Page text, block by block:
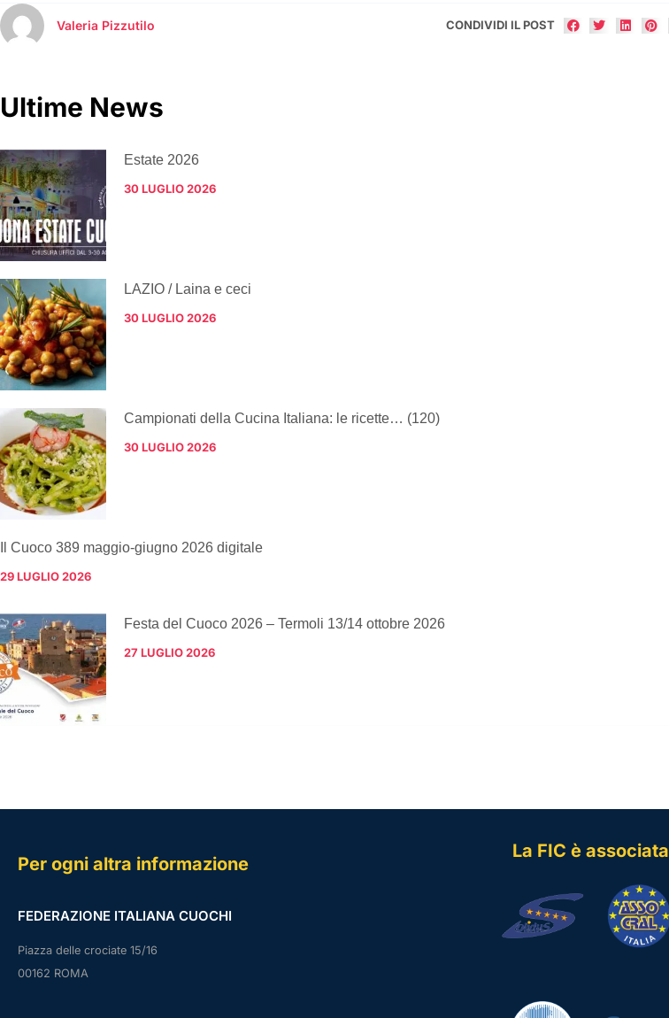
Valeria Pizzutilo CONDIVIDI IL POST
Ultime News
Estate 2026
30 LUGLIO 2026
LAZIO / Laina e ceci
30 LUGLIO 2026
Campionati della Cucina Italiana: le ricette… (120)
30 LUGLIO 2026
Il Cuoco 389 maggio-giugno 2026 digitale
29 LUGLIO 2026
Festa del Cuoco 2026 – Termoli 13/14 ottobre 2026
27 LUGLIO 2026
Per ogni altra informazione
FEDERAZIONE ITALIANA CUOCHI
Piazza delle crociate 15/16
00162 ROMA
La FIC è associata